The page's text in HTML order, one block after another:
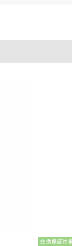
交換保証対